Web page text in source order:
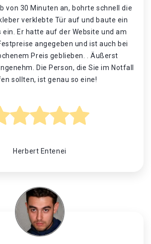
von 30 Minuten an, bohrte schnell die
verklebte Tür auf und baute ein
ein. Er hatte auf der Website und am
angegeben und ist auch bei
Preis geblieben. . Äußerst
Die Person, die Sie im Notfall
sollten, ist genau so eine!
Herbert Entenei